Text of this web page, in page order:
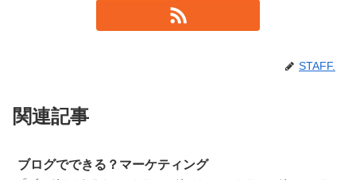
STAFF.
関連記事
ブログでできる？マーケティング